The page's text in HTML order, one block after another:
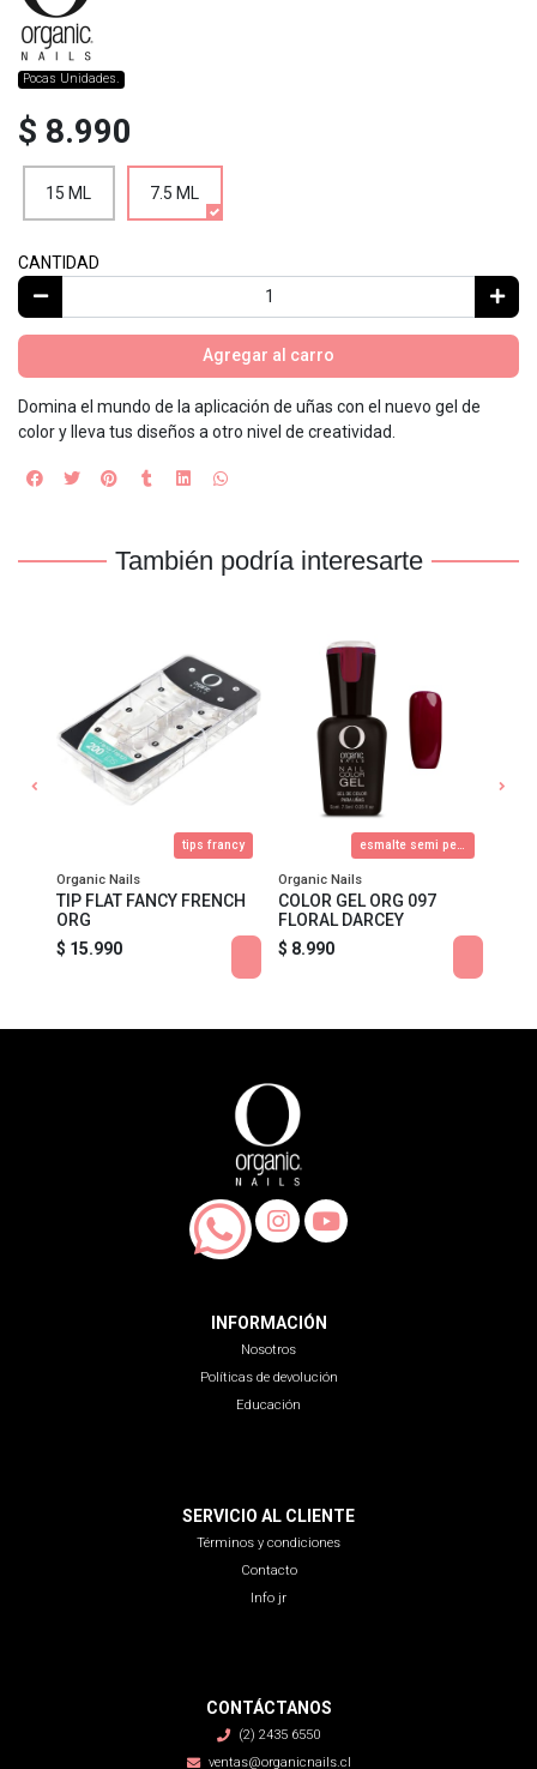
Pocas Unidades.
$ 8.990
15 ML 7.5 ML
CANTIDAD
Agregar al carro
Domina el mundo de la aplicación de uñas con el nuevo gel de
color y lleva tus diseños a otro nivel de creatividad.
También podría interesarte
tips francy
Organic Nails
TIP FLAT FANCY FRENCH
ORG
$ 15.990
esmalte semi permanente
Organic Nails
COLOR GEL ORG 097
FLORAL DARCEY
$ 8.990
INFORMACIÓN
Nosotros
Políticas de devolución
Educación
SERVICIO AL CLIENTE
Términos y condiciones
Contacto
Info jr
CONTÁCTANOS
(2) 2435 6550
ventas@organicnails.cl